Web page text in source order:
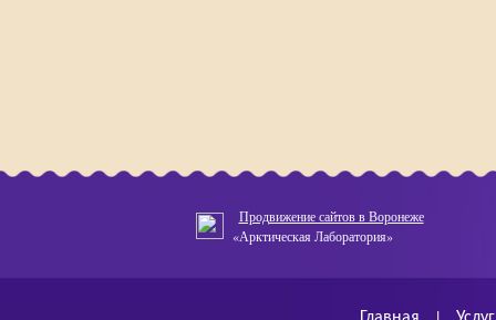
Продвижение сайтов в Воронеже
«Арктическая Лаборатория»